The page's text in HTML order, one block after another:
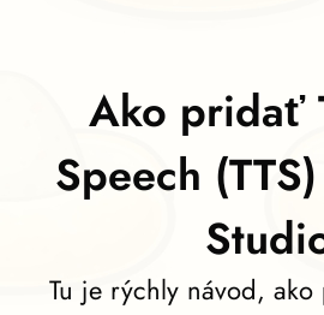
Ako pridať
Speech
Tu je rýchly návod,